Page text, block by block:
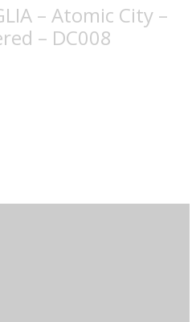
– Atomic City –
– DC008